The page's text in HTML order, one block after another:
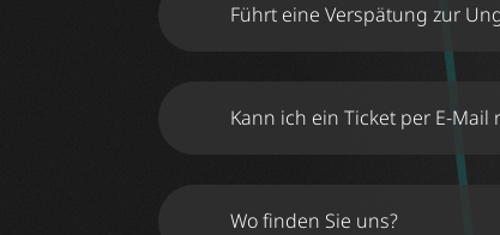
Führt eine Verspätung zur
Kann ich ein Ticket per E-Mail
Wo finden Sie uns?